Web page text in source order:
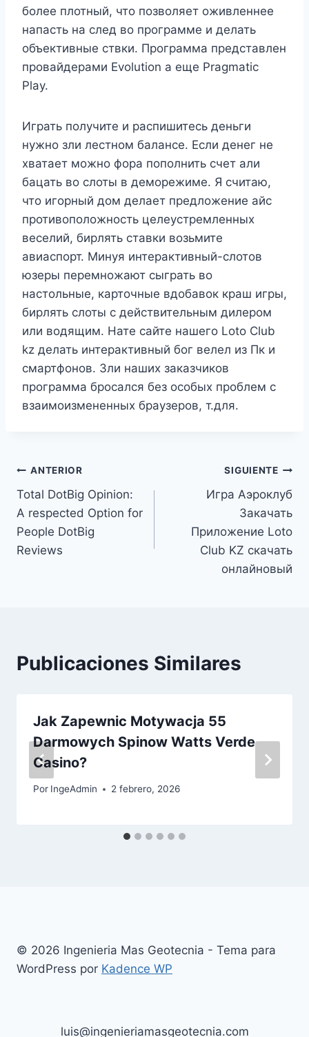
более плотный, что позволяет оживленнее
напасть на след во программе и делать
объективные ствки. Программа представлен
провайдерами Evolution а еще Pragmatic
Play.
Играть получите и распишитесь деньги
нужно зли лестном балансе. Если денег не
хватает можно фора пополнить счет али
бацать во слоты в деморежиме. Я считаю,
что игорный дом делает предложение айс
противоположность целеустремленных
веселий, бирлять ставки возьмите
авиаспорт. Минуя интерактивный-слотов
юзеры перемножают сыграть во
настольные, карточные вдобавок краш игры,
бирлять слоты с действительным дилером
или водящим. Нате сайте нашего Loto Club
kz делать интерактивный бог велел из Пк и
смартфонов. Зли наших заказчиков
программа бросался без особых проблем с
взаимоизмененных браузеров, т.для.
ANTERIOR
Total DotBig Opinion:
A respected Option for
People DotBig
Reviews
SIGUIENTE
Игра Аэроклуб
Закачать
Приложение Loto
Club KZ скачать
онлайновый
Publicaciones Similares
Jak Zapewnic Motywacja 55
Darmowych Spinow Watts Verde
Casino?
Por IngeAdmin 2 febrero, 2026
© 2026 Ingenieria Mas Geotecnia - Tema para
WordPress por Kadence WP
luis@ingenieriamasgeotecnia.com